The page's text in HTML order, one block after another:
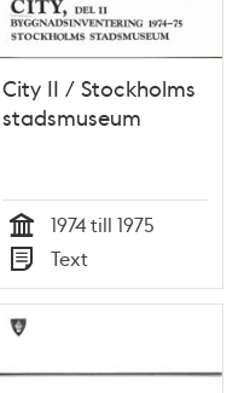
City II / Stockholms
stadsmuseum
Tid
1974 till 1975
Typ
Text